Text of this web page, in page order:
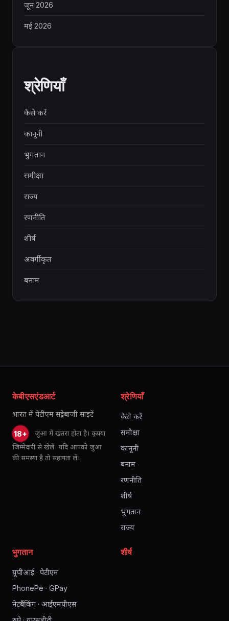
जून 2026
मई 2026
श्रेणियाँ
कैसे करें
कानूनी
भुगतान
समीक्षा
राज्य
रणनीति
शीर्ष
अवर्गीकृत
बनाम
केबीएसएंडआर्ट
भारत में पेटीएम सट्टेबाजी साइटें
18+
जुआ में खतरा होता है। कृपया
जिम्मेदारी से खेलें। यदि आपको जुआ
की समस्या है तो सहायता लें।
श्रेणियाँ
कैसे करें
समीक्षा
कानूनी
बनाम
रणनीति
शीर्ष
भुगतान
राज्य
भुगतान
यूपीआई · पेटीएम
PhonePe · GPay
नेटबैंकिंग · आईएमपीएस
शीर्ष